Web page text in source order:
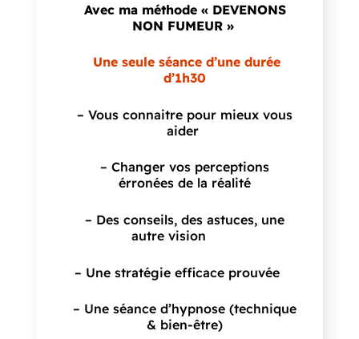
Avec ma méthode « DEVENONS
NON FUMEUR »
Une seule séance d’une durée
d’1h30
– Vous connaitre pour mieux vous
aider
– Changer vos perceptions
érronées de la réalité
– Des conseils, des astuces, une
autre vision
– Une stratégie efficace prouvée
– Une séance d’hypnose (technique
& bien-être)